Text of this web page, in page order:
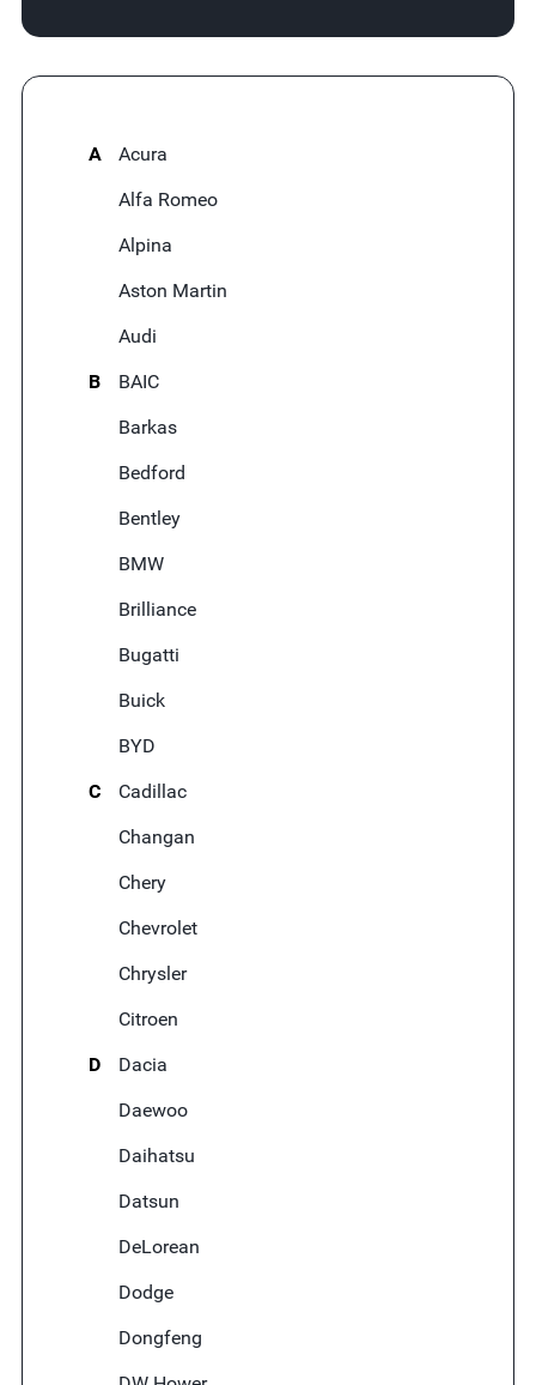
A
Acura
Alfa Romeo
Alpina
Aston Martin
Audi
B
BAIC
Barkas
Bedford
Bentley
BMW
Brilliance
Bugatti
Buick
BYD
C
Cadillac
Changan
Chery
Chevrolet
Chrysler
Citroen
D
Dacia
Daewoo
Daihatsu
Datsun
DeLorean
Dodge
Dongfeng